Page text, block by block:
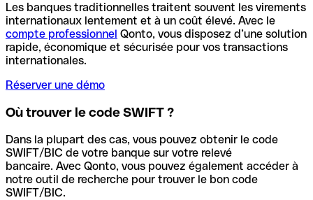
Les banques traditionnelles traitent souvent les virements
internationaux lentement et à un coût élevé. Avec le
compte professionnel Qonto, vous disposez d’une solution
rapide, économique et sécurisée pour vos transactions
internationales.
Réserver une démo
Où trouver le code SWIFT ?
Dans la plupart des cas, vous pouvez obtenir le code
SWIFT/BIC de votre banque sur votre relevé
bancaire. Avec Qonto, vous pouvez également accéder à
notre outil de recherche pour trouver le bon code
SWIFT/BIC.